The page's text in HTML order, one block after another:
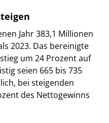
Jahr 383,1 Millionen
2023. Das bereinigte
um 24 Prozent auf
seien 665 bis 735
bei steigenden
des Nettogewinns